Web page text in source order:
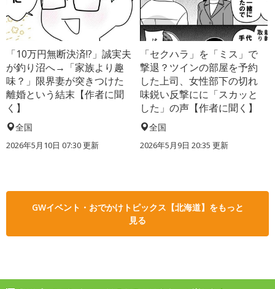
「10万円無断決済!?」誠実夫
が釣り沼へ→「家族より趣
味？」限界妻が突きつけた
離婚という結末【作者に聞
く】
全国
2026年5月10日 07:30 更新
「セクハラ」を「ミス」で
撃退？ツインの部屋を予約
した上司、女性部下の切れ
味鋭い反撃にに「スカッと
した」の声【作者に聞く】
全国
2026年5月9日 20:35 更新
GWイベント・おでかけトピックス【北海道】をもっと
見る